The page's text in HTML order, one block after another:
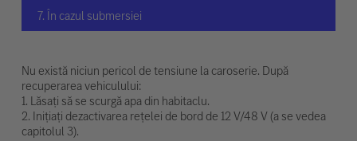
7. În cazul submersiei
Nu există niciun pericol de tensiune la caroserie. După
recuperarea vehiculului:
1. Lăsați să se scurgă apa din habitaclu.
2. Inițiați dezactivarea rețelei de bord de 12 V/48 V (a se vedea
capitolul 3).